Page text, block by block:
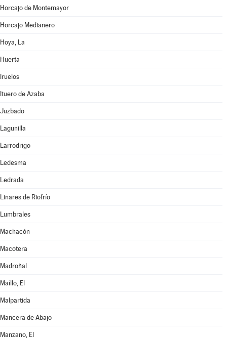
Horcajo de Montemayor
Horcajo Medianero
Hoya, La
Huerta
Iruelos
Ituero de Azaba
Juzbado
Lagunilla
Larrodrigo
Ledesma
Ledrada
Linares de Riofrío
Lumbrales
Machacón
Macotera
Madroñal
Maíllo, El
Malpartida
Mancera de Abajo
Manzano, El